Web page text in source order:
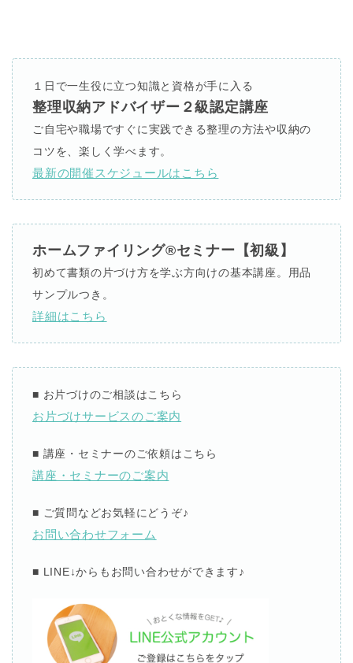
１日で一生役に立つ知識と資格が手に入る
整理収納アドバイザー２級認定講座
ご自宅や職場ですぐに実践できる整理の方法や収納の
コツを、楽しく学べます。
最新の開催スケジュールはこちら
ホームファイリング®セミナー【初級】
初めて書類の片づけ方を学ぶ方向けの基本講座。用品
サンプルつき。
詳細はこちら
■ お片づけのご相談はこちら
お片づけサービスのご案内
■ 講座・セミナーのご依頼はこちら
講座・セミナーのご案内
■ ご質問などお気軽にどうぞ♪
お問い合わせフォーム
■ LINE↓からもお問い合わせができます♪